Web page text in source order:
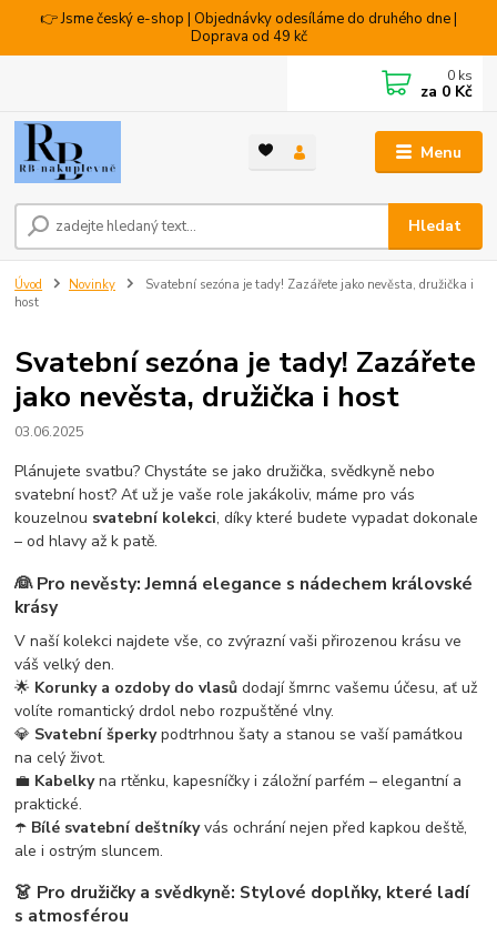
👉 Jsme český e-shop | Objednávky odesíláme do druhého dne |
Doprava od 49 kč
Menu
Hledat
0 ks
za 0 Kč
Úvod Novinky
Svatební sezóna je tady! Zazářete jako nevěsta, družička i
host
Svatební sezóna je tady! Zazářete
jako nevěsta, družička i host
03.06.2025
Plánujete svatbu? Chystáte se jako družička, svědkyně nebo
svatební host? Ať už je vaše role jakákoliv, máme pro vás
kouzelnou svatební kolekci, díky které budete vypadat dokonale
– od hlavy až k patě.
👰Pro nevěsty: Jemná elegance s nádechem královské
krásy
V naší kolekci najdete vše, co zvýrazní vaši přirozenou krásu ve
váš velký den.
🌟 Korunky a ozdoby do vlasů dodají šmrnc vašemu účesu, ať už
volíte romantický drdol nebo rozpuštěné vlny.
💎 Svatební šperkypodtrhnou šaty a stanou se vaší památkou
na celý život.
💼 Kabelkyna rtěnku, kapesníčky i záložní parfém – elegantní a
praktické.
☂️ Bílé svatební deštníkyvás ochrání nejen před kapkou deště,
ale i ostrým sluncem.
👗 Pro družičky a svědkyně: Stylové doplňky, které ladí
s atmosférou